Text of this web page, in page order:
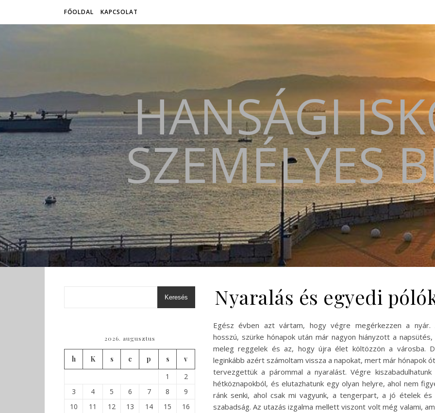
FŐOLDAL KAPCSOLAT
HANSÁGI
SZEMÉLYES
Keresés
2026. augusztus
h K s c p s
v
1
2
3
4 5 6 7 8
9
10
11 12 13 14 15
16
Nyaralás és egyedi
Egész évben azt vártam, hogy végre megérkezzen a nyár.
hosszú, szürke hónapok után már nagyon hiányzott a napsütés,
meleg reggelek és az, hogy újra élet költözzön a városba.
leginkább azért számoltam vissza a napokat, mert már hónapok
tervezgettük a párommal a nyaralást. Végre kiszabadulhatunk
hétköznapokból, és elutazhatunk egy olyan helyre, ahol nem
ránk senki, ahol csak mi vagyunk, a tengerpart, a jó ételek és
szabadság. Az utazás izgalma mellett viszont volt még valami,